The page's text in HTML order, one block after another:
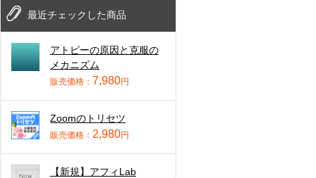
最近チェックした商品
アトピーの原因と克服の
メカニズム
販売価格： 7,980円
Zoomのトリセツ
販売価格： 2,980円
【新規】アフィLab